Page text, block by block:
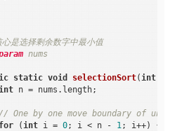
是选择剩余数字中最小值
nums
static void selectionSort(int[] nums)
n = nums.length;
// One by one move boundary of unsorted
for (int i = 0; i < n - 1; i++) {